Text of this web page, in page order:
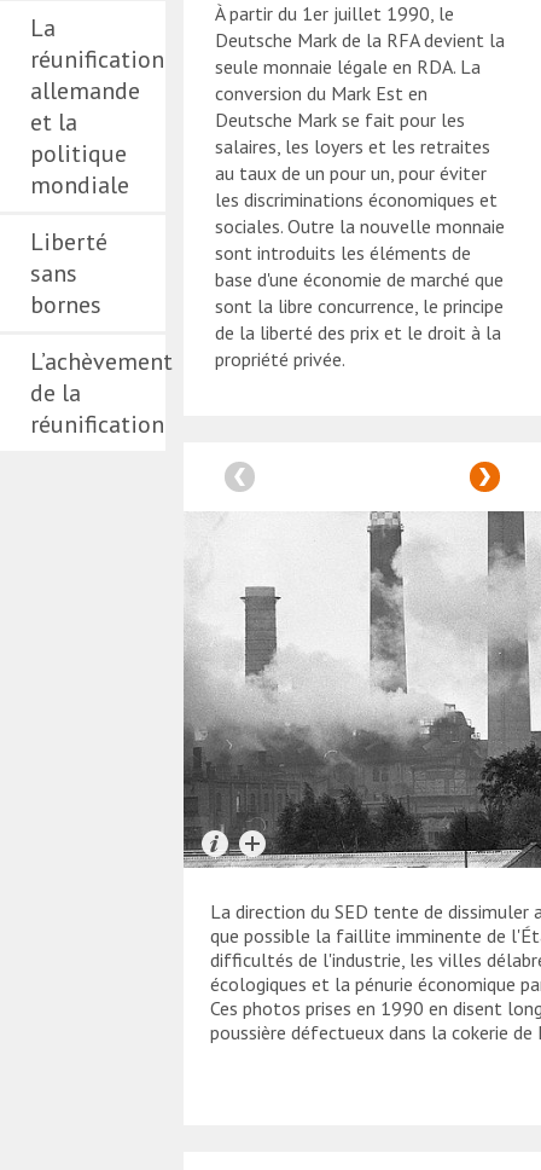
La
réunification
allemande
et la
politique
mondiale
Liberté
sans
bornes
L’achèvement
de la
réunification
À partir du 1er juillet 1990, le
Deutsche Mark de la RFA devient la
seule monnaie légale en RDA. La
conversion du Mark Est en
Deutsche Mark se fait pour les
salaires, les loyers et les retraites
au taux de un pour un, pour éviter
les discriminations économiques et
sociales. Outre la nouvelle monnaie
sont introduits les éléments de
base d'une économie de marché que
sont la libre concurrence, le principe
de la liberté des prix et le droit à la
propriété privée.
La direction du SED tente de dissimuler
que possible la faillite imminente de
difficultés de l'industrie, les villes
écologiques et la pénurie économique
Ces photos prises en 1990 en disent
poussière défectueux dans la cokerie de